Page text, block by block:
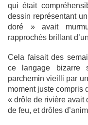
qui était
dessin représentant
doré » avait
rapprochés brillant
Cela faisait des
ce langage bizarre
parchemin vieilli par
moment juste compris
« drôle de rivière avait
de feu, et drôles